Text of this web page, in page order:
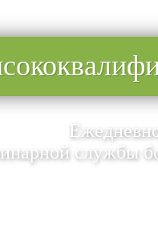
службы